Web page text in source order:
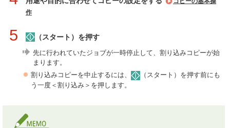
作
5 （スタート）を押す
先に行われていたジョブが一時停止して、割り込みコピーが始
まります。
割り込みコピーを中止するには、
（スタート）を押す前にも
う一度＜割り込み＞を押します。